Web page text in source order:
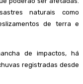
naturais como
de terra e
de impactos, há
registradas desde